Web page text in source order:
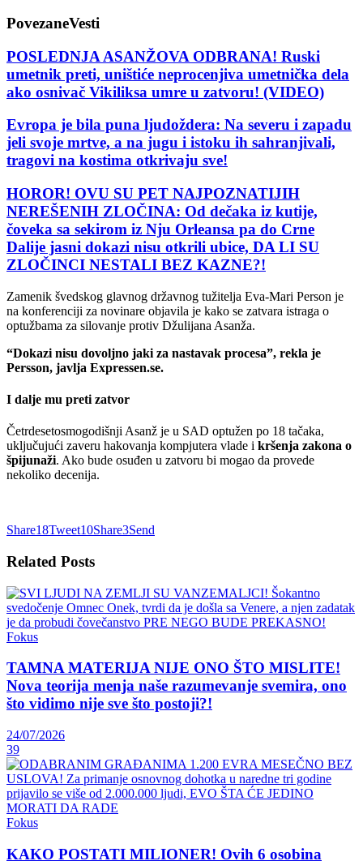
PovezaneVesti
POSLEDNJA ASANŽOVA ODBRANA! Ruski
umetnik preti, uništiće neprocenjiva umetnička dela
ako osnivač Vikiliksa umre u zatvoru! (VIDEO)
Evropa je bila puna ljudoždera: Na severu i zapadu
jeli svoje mrtve, a na jugu i istoku ih sahranjivali,
tragovi na kostima otkrivaju sve!
HOROR! OVU SU PET NAJPOZNATIJIH
NEREŠENIH ZLOČINA: Od dečaka iz kutije,
čoveka sa sekirom iz Nju Orleansa pa do Crne
Dalije jasni dokazi nisu otkrili ubice, DA LI SU
ZLOČINCI NESTALI BEZ KAZNE?!
Zamenik švedskog glavnog državnog tužitelja Eva-Mari Person je
na konferenciji za novinare objavila je kako se zatvara istraga o
optužbama za silovanje protiv Džulijana Asanža.
“Dokazi nisu dovoljno jaki za nastavak procesa”, rekla je
Persson, javlja Expressen.se.
I dalje mu preti zatvor
Četrdesetosmogodišnji Asanž je u SAD optužen po 18 tačaka,
uključujući zaveru hakovanja kompjutera vlade i kršenja zakona o
špijunaži. Ako bude osuđen u zatvoru bi mogao da provede
nekoliko decenija.
Share18Tweet10Share3Send
Related Posts
Fokus
TAMNA MATERIJA NIJE ONO ŠTO MISLITE!
Nova teorija menja naše razumevanje svemira, ono
što vidimo nije sve što postoji?!
24/07/2026
39
Fokus
KAKO POSTATI MILIONER! Ovih 6 osobina